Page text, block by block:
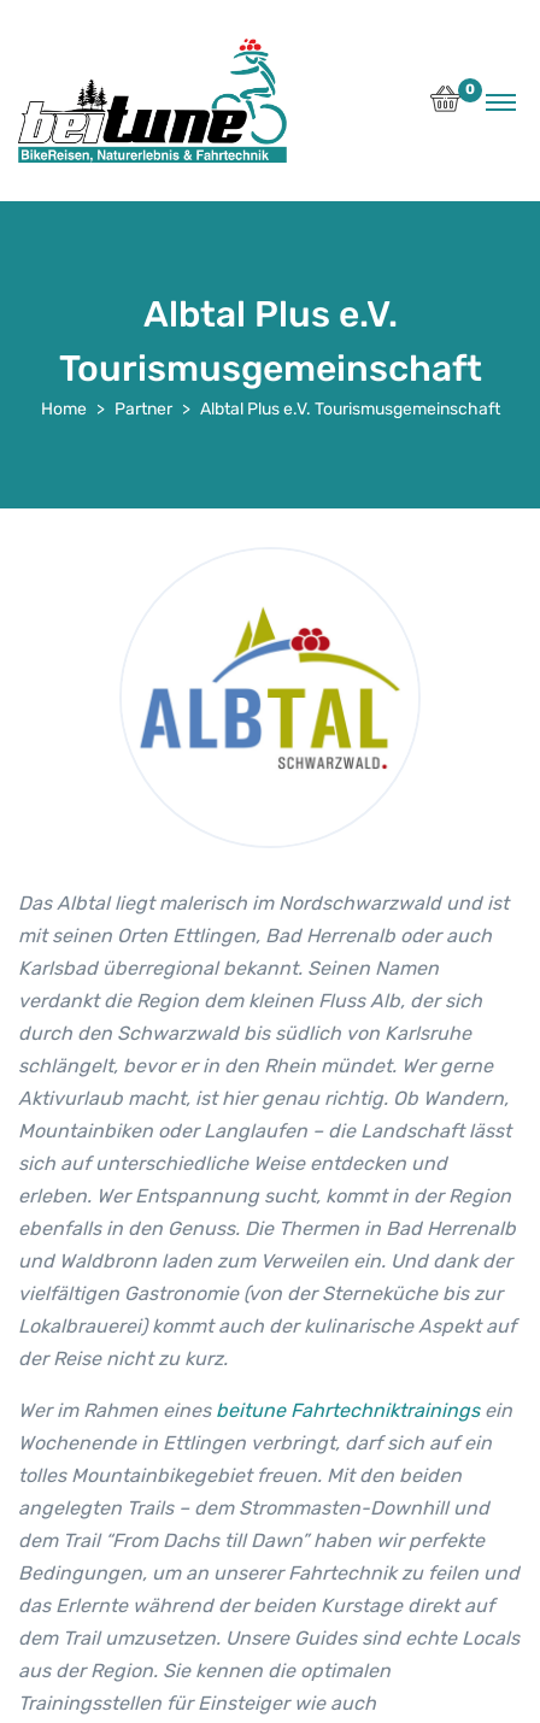
0
Albtal Plus e.V.
Tourismusgemeinschaft
Home Partner Albtal Plus e.V. Tourismusgemeinschaft
Das Albtal liegt malerisch im Nordschwarzwald und ist
mit seinen Orten Ettlingen, Bad Herrenalb oder auch
Karlsbad überregional bekannt. Seinen Namen
verdankt die Region dem kleinen Fluss Alb, der sich
durch den Schwarzwald bis südlich von Karlsruhe
schlängelt, bevor er in den Rhein mündet. Wer gerne
Aktivurlaub macht, ist hier genau richtig. Ob Wandern,
Mountainbiken oder Langlaufen – die Landschaft lässt
sich auf unterschiedliche Weise entdecken und
erleben. Wer Entspannung sucht, kommt in der Region
ebenfalls in den Genuss. Die Thermen in Bad Herrenalb
und Waldbronn laden zum Verweilen ein. Und dank der
vielfältigen Gastronomie (von der Sterneküche bis zur
Lokalbrauerei) kommt auch der kulinarische Aspekt auf
der Reise nicht zu kurz.
Wer im Rahmen eines beitune Fahrtechniktrainingsein
Wochenende in Ettlingen verbringt, darf sich auf ein
tolles Mountainbikegebiet freuen. Mit den beiden
angelegten Trails – dem Strommasten-Downhill und
dem Trail “From Dachs till Dawn” haben wir perfekte
Bedingungen, um an unserer Fahrtechnik zu feilen und
das Erlernte während der beiden Kurstage direkt auf
dem Trail umzusetzen. Unsere Guides sind echte Locals
aus der Region. Sie kennen die optimalen
Trainingsstellen für Einsteiger wie auch